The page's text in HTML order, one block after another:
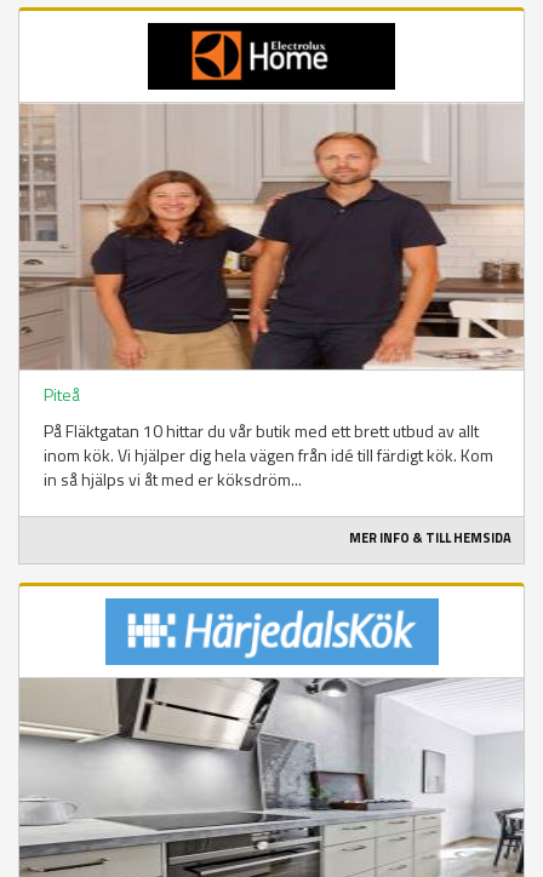
Piteå
På Fläktgatan 10 hittar du vår butik med ett brett utbud av allt
inom kök. Vi hjälper dig hela vägen från idé till färdigt kök. Kom
in så hjälps vi åt med er köksdröm...
MER INFO & TILL HEMSIDA